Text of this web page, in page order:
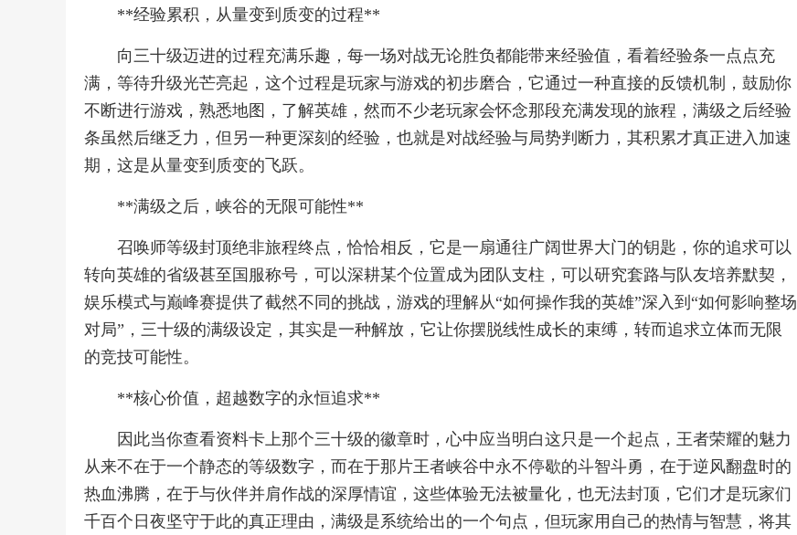
**经验累积，从量变到质变的过程**
向三十级迈进的过程充满乐趣，每一场对战无论胜负都能带来经验值，看着经验条一点点充
满，等待升级光芒亮起，这个过程是玩家与游戏的初步磨合，它通过一种直接的反馈机制，鼓励你
不断进行游戏，熟悉地图，了解英雄，然而不少老玩家会怀念那段充满发现的旅程，满级之后经验
条虽然后继乏力，但另一种更深刻的经验，也就是对战经验与局势判断力，其积累才真正进入加速
期，这是从量变到质变的飞跃。
**满级之后，峡谷的无限可能性**
召唤师等级封顶绝非旅程终点，恰恰相反，它是一扇通往广阔世界大门的钥匙，你的追求可以
转向英雄的省级甚至国服称号，可以深耕某个位置成为团队支柱，可以研究套路与队友培养默契，
娱乐模式与巅峰赛提供了截然不同的挑战，游戏的理解从“如何操作我的英雄”深入到“如何影响整场
对局”，三十级的满级设定，其实是一种解放，它让你摆脱线性成长的束缚，转而追求立体而无限
的竞技可能性。
**核心价值，超越数字的永恒追求**
因此当你查看资料卡上那个三十级的徽章时，心中应当明白这只是一个起点，王者荣耀的魅力
从来不在于一个静态的等级数字，而在于那片王者峡谷中永不停歇的斗智斗勇，在于逆风翻盘时的
热血沸腾，在于与伙伴并肩作战的深厚情谊，这些体验无法被量化，也无法封顶，它们才是玩家们
千百个日夜坚守于此的真正理由，满级是系统给出的一个句点，但玩家用自己的热情与智慧，将其